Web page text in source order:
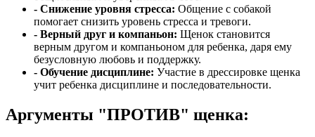
- Снижение уровня стресса: Общение с собакой
помогает снизить уровень стресса и тревоги.
- Верный друг и компаньон: Щенок становится
верным другом и компаньоном для ребенка, даря ему
безусловную любовь и поддержку.
- Обучение дисциплине: Участие в дрессировке щенка
учит ребенка дисциплине и последовательности.
Аргументы "ПРОТИВ" щенка: